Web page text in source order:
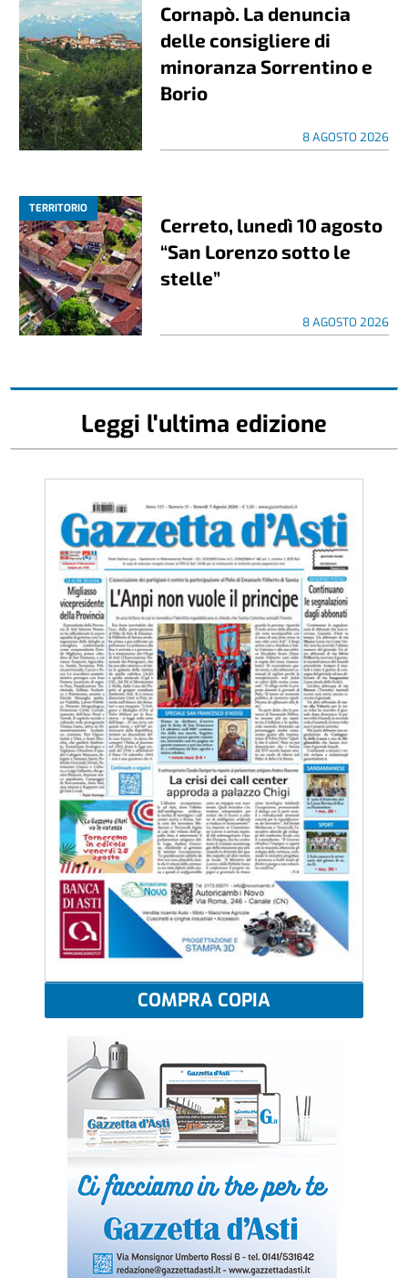
Cornapò. La denuncia
delle consigliere di
minoranza Sorrentino e
Borio
8 AGOSTO 2026
TERRITORIO
Cerreto, lunedì 10 agosto
“San Lorenzo sotto le
stelle”
8 AGOSTO 2026
Leggi l'ultima edizione
COMPRA COPIA